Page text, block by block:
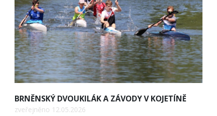
BRNĚNSKÝ DVOUKILÁK A ZÁVODY V KOJETÍNĚ
zveřejněno 12.05.2026